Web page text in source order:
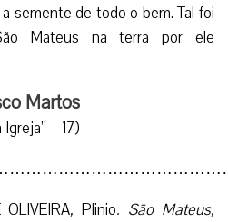
semente de todo o bem. Tal foi
Mateus na terra por ele
Martos
– 17)
,Plinio. São Mateus,